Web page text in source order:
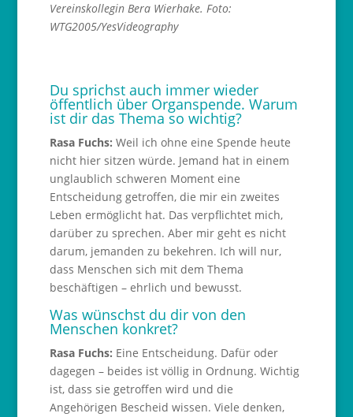
Vereinskollegin Bera Wierhake. Foto:
WTG2005/YesVideography
Du sprichst auch immer wieder
öffentlich über Organspende. Warum
ist dir das Thema so wichtig?
Rasa Fuchs: Weil ich ohne eine Spende heute
nicht hier sitzen würde. Jemand hat in einem
unglaublich schweren Moment eine
Entscheidung getroffen, die mir ein zweites
Leben ermöglicht hat. Das verpflichtet mich,
darüber zu sprechen. Aber mir geht es nicht
darum, jemanden zu bekehren. Ich will nur,
dass Menschen sich mit dem Thema
beschäftigen – ehrlich und bewusst.
Was wünschst du dir von den
Menschen konkret?
Rasa Fuchs: Eine Entscheidung. Dafür oder
dagegen – beides ist völlig in Ordnung. Wichtig
ist, dass sie getroffen wird und die
Angehörigen Bescheid wissen. Viele denken,